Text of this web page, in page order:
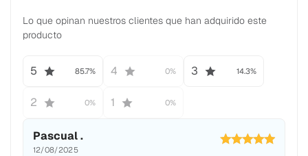
Lo que opinan nuestros clientes que han adquirido este
producto
5 85.7% 4 0% 3 14.3%
2 0% 1 0%
Pascual .
12/08/2025